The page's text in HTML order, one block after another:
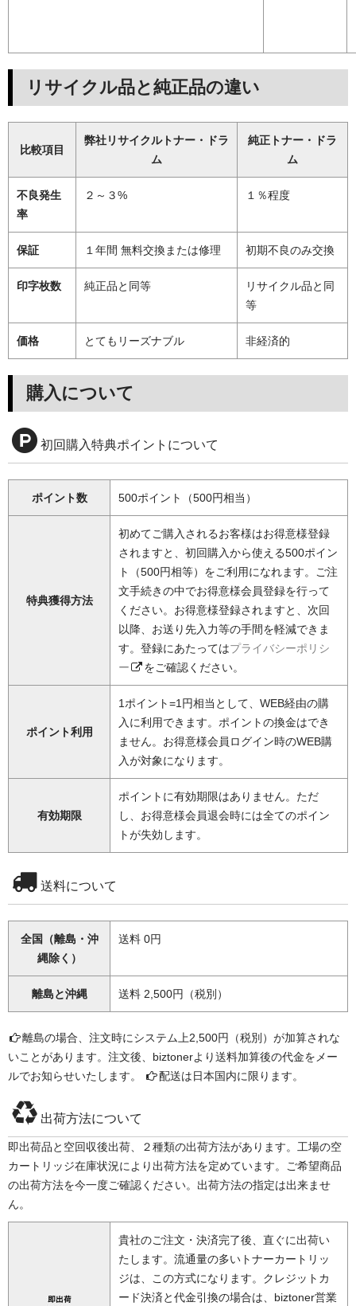
リサイクル品と純正品の違い
比較項目
弊社リサイクルトナー・ドラ
ム
純正トナー・ドラ
ム
不良発生
率
２～３% １％程度
保証 １年間 無料交換または修理 初期不良のみ交換
印字枚数 純正品と同等
リサイクル品と同
等
価格 とてもリーズナブル 非経済的
購入について
初回購入特典ポイントについて
ポイント数 500ポイント（500円相当）
特典獲得方法
初めてご購入されるお客様はお得意様登録
されますと、初回購入から使える500ポイン
ト（500円相等）をご利用になれます。ご注
文手続きの中でお得意様会員登録を行って
ください。お得意様登録されますと、次回
以降、お送り先入力等の手間を軽減できま
す。登録にあたってはプライバシーポリシ
ー
をご確認ください。
ポイント利用
1ポイント=1円相当として、WEB経由の購
入に利用できます。ポイントの換金はでき
ません。お得意様会員ログイン時のWEB購
入が対象になります。
有効期限
ポイントに有効期限はありません。ただ
し、お得意様会員退会時には全てのポイン
トが失効します。
送料について
全国（離島・沖
縄除く）
送料 0円
離島と沖縄 送料 2,500円（税別）
離島の場合、注文時にシステム上2,500円（税別）が加算されな
いことがあります。注文後、biztonerより送料加算後の代金をメー
ルでお知らせいたします。
配送は日本国内に限ります。
出荷方法について
即出荷品と空回収後出荷、２種類の出荷方法があります。工場の空
カートリッジ在庫状況により出荷方法を定めています。ご希望商品
の出荷方法を今一度ご確認ください。出荷方法の指定は出来ませ
ん。
貴社のご注文・決済完了後、直ぐに出荷い
たします。流通量の多いトナーカートリッ
ジは、この方式になります。クレジットカ
ード決済と代金引換の場合は、biztoner営業